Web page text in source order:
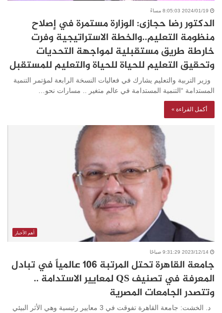
2024/01/19 8:05:03 مساءً
الدكتور رضا حجازى: الوزارة مستمرة في إصلاح
منظومة التعليم..والخطة الاستراتيجية وفرت
خارطة طريق مستقبلية لمواجهة التحديات
وتحقيق التعليم للحياة للحياة والتعليم للمستقبل
وزير التربية والتعليم يشارك في فعاليات النسخة الرابعة لمؤتمر التنمية
المستدامة “التنمية المستدامة في عالم متغير .. مسارات نحو…
أكمل القراءة »
أهم الأخبار
2023/12/14 9:31:29 صباحًا
جامعة القاهرة تحتل المرتبة 106 عالمياً في تبادل
المعرفة في تصنيف QS لمعايير الاستدامة ..
وتتصدر الجامعات المصرية
د. الخشت: جامعة القاهرة تفوقت في 3 معايير رئيسية وهي الأثر البيئي